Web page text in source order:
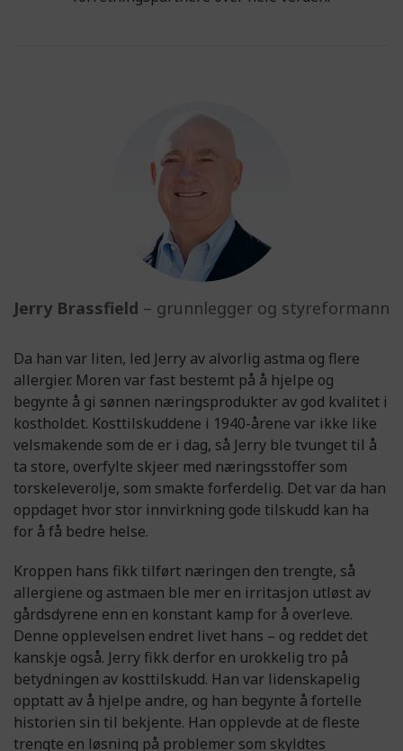
Jerry Brassfield – grunnlegger og styreformann
Da han var liten, led Jerry av alvorlig astma og flere
allergier. Moren var fast bestemt på å hjelpe og
begynte å gi sønnen næringsprodukter av god kvalitet i
kostholdet. Kosttilskuddene i 1940-årene var ikke like
velsmakende som de er i dag, så Jerry ble tvunget til å
ta store, overfylte skjeer med næringsstoffer som
torskeleverolje, som smakte forferdelig. Det var da han
oppdaget hvor stor innvirkning gode tilskudd kan ha
for å få bedre helse.
Kroppen hans fikk tilført næringen den trengte, så
allergiene og astmaen ble mer en irritasjon utløst av
gårdsdyrene enn en konstant kamp for å overleve.
Denne opplevelsen endret livet hans – og reddet det
kanskje også. Jerry fikk derfor en urokkelig tro på
betydningen av kosttilskudd. Han var lidenskapelig
opptatt av å hjelpe andre, og han begynte å fortelle
historien sin til bekjente. Han opplevde at de fleste
trengte en løsning på problemer som skyldtes